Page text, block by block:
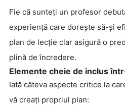
Fie că sunteți un profesor
experiență care dorește să-și
plan de lecție clar asigură o
plină de încredere.
Elemente cheie de inclus
Iată câteva aspecte critice la
vă creați propriul plan: